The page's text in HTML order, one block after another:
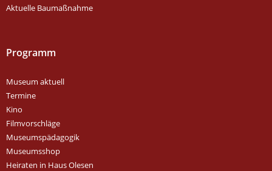
Aktuelle Baumaßnahme
Programm
Museum aktuell
Termine
Kino
Filmvorschläge
Museumspädagogik
Museumsshop
Heiraten in Haus Olesen